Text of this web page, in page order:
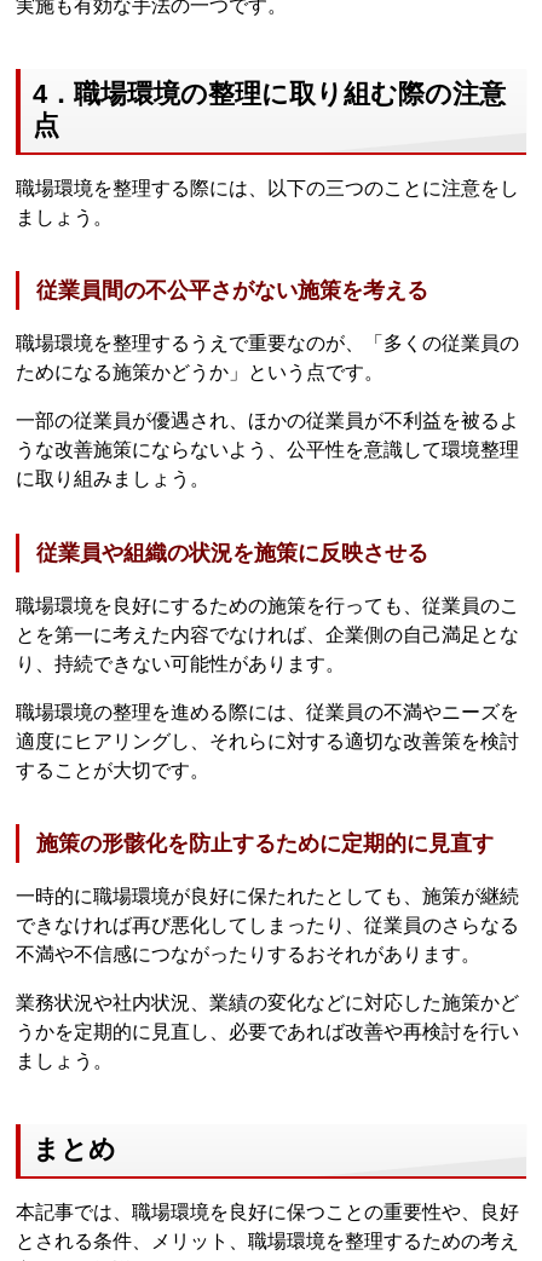
実施も有効な手法の一つです。
4．職場環境の整理に取り組む際の注意
点
職場環境を整理する際には、以下の三つのことに注意をし
ましょう。
従業員間の不公平さがない施策を考える
職場環境を整理するうえで重要なのが、「多くの従業員の
ためになる施策かどうか」という点です。
一部の従業員が優遇され、ほかの従業員が不利益を被るよ
うな改善施策にならないよう、公平性を意識して環境整理
に取り組みましょう。
従業員や組織の状況を施策に反映させる
職場環境を良好にするための施策を行っても、従業員のこ
とを第一に考えた内容でなければ、企業側の自己満足とな
り、持続できない可能性があります。
職場環境の整理を進める際には、従業員の不満やニーズを
適度にヒアリングし、それらに対する適切な改善策を検討
することが大切です。
施策の形骸化を防止するために定期的に見直す
一時的に職場環境が良好に保たれたとしても、施策が継続
できなければ再び悪化してしまったり、従業員のさらなる
不満や不信感につながったりするおそれがあります。
業務状況や社内状況、業績の変化などに対応した施策かど
うかを定期的に見直し、必要であれば改善や再検討を行い
ましょう。
まとめ
本記事では、職場環境を良好に保つことの重要性や、良好
とされる条件、メリット、職場環境を整理するための考え